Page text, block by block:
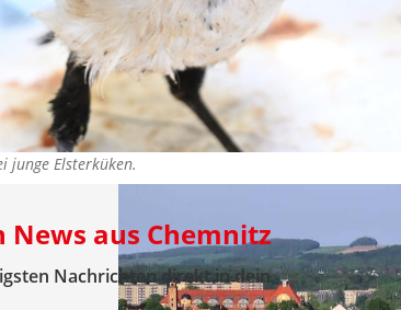
junge Elsterküken.
News aus Chemnitz
Nachrichten direkt in dein